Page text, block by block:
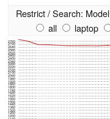
Restrict / Search:
all
laptop
1200
1260
1320
1380
1440
1500
1560
1620
1680
1740
1800
1860
1920
1980
2040
2100
2160
2220
2280
2340
2400
2460
2520
2580
2640
2700
2760